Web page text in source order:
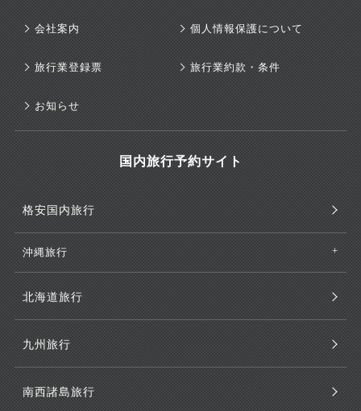
会社案内 個人情報保護について
旅行業登録票 旅行業約款・条件
お知らせ
国内旅行予約サイト
格安国内旅行
沖縄旅行
北海道旅行
九州旅行
南西諸島旅行